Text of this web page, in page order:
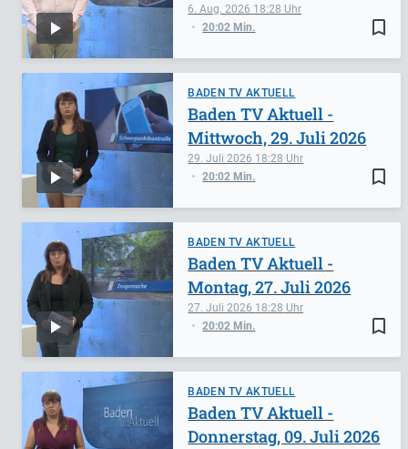
bookmark_border
6. Aug. 2026 18:28
20:02 Min.
BADEN TV AKTUELL
bookmark_border
29. Juli 2026 18:28
20:02 Min.
Baden TV Aktuell -
Mittwoch, 29. Juli 2026
BADEN TV AKTUELL
bookmark_border
27. Juli 2026 18:28
20:02 Min.
Baden TV Aktuell -
Montag, 27. Juli 2026
BADEN TV AKTUELL
Baden TV Aktuell -
Donnerstag, 09. Juli 2026